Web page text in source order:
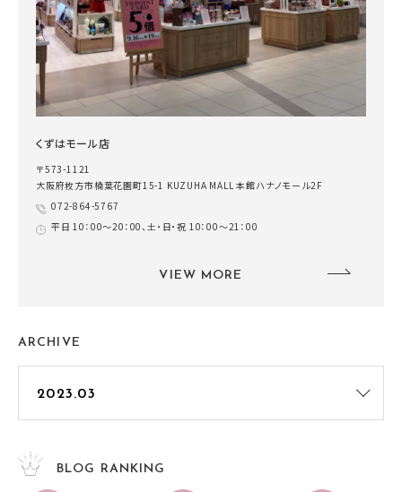
くずはモール店
〒573-1121
大阪府枚方市楠葉花園町15-1 KUZUHA MALL 本館ハナノモール2F
072-864-5767
平日 10：00～20：00、土・日・祝 10：00～21：00
VIEW MORE
ARCHIVE
BLOG RANKING